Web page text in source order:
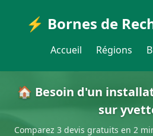
⚡ Bornes de
Accueil Régions
🏠 Besoin d'un
sur
Comparez 3 devis gratuits en 2